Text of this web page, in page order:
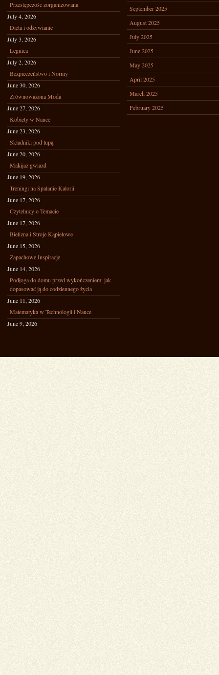
Przestępczośc zorganizowana
July 4, 2026
Dieta i odżywianie
July 3, 2026
Legnica
July 2, 2026
Bezpieczeństwo i Normy
June 30, 2026
Zrównoważona Moda
June 27, 2026
Kobiety w Nauce
June 23, 2026
Składniki pod lupą
June 20, 2026
Makijaż gwiazd
June 19, 2026
Treningi na Spalanie Kalorii
June 17, 2026
Czytelnicy o Temacie
June 17, 2026
Bielizna i Stroje Kąpielowe
June 15, 2026
Zapachowe Inspiracje
June 14, 2026
Podłoga do domu przed wykończeniem: jak
dopasować ją do codziennego życia
June 11, 2026
Matematyka w Technologii i Nauce
June 9, 2026
September 2025
August 2025
July 2025
June 2025
May 2025
April 2025
March 2025
February 2025